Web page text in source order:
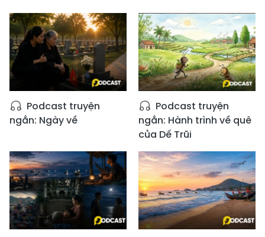
Podcast truyện
ngắn: Ngày về
Podcast truyện
ngắn: Hành trình về quê
của Dế Trũi